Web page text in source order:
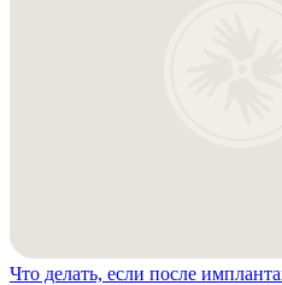
Что делать, если после